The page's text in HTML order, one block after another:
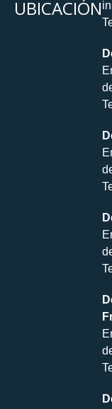
UBICACIÓN